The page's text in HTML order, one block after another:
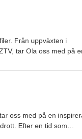
på Sugoi på
i
tar Ola oss med på
energifyllt samtal fyllt
genom satsningen
om drivkraft, kreativitet
vi hos Deep Studios
🎶Musik /
oss med på en
Efter en tid som